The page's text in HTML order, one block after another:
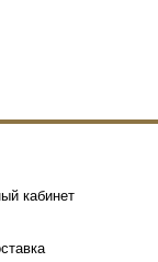
кабинет